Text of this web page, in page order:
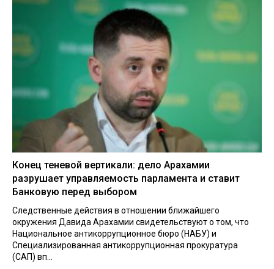
Конец теневой вертикали: дело Арахамии
разрушает управляемость парламента и ставит
Банковую перед выбором
Следственные действия в отношении ближайшего
окружения Давида Арахамии свидетельствуют о том, что
Национальное антикоррупционное бюро (НАБУ) и
Специализированная антикоррупционная прокуратура
(САП) вп...